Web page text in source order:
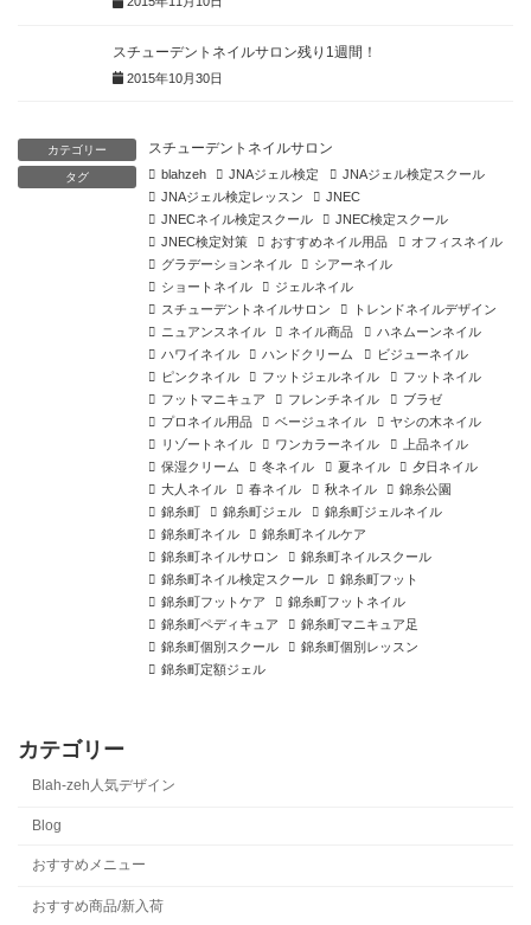
スチューデントネイルサロン残り1週間！
2015年10月30日
カテゴリー スチューデントネイルサロン
タグ blahzeh JNAジェル検定
JNAジェル検定スクール
JNAジェル検定レッスン
JNEC
JNECネイル検定スクール
JNEC検定スクール
JNEC検定対策
おすすめネイル用品
オフィスネイル
グラデーションネイル
シアーネイル
ショートネイル
ジェルネイル
スチューデントネイルサロン
トレンドネイルデザイン
ニュアンスネイル
ネイル商品
ハネムーンネイル
ハワイネイル
ハンドクリーム
ビジューネイル
ピンクネイル
フットジェルネイル
フットネイル
フットマニキュア
フレンチネイル
ブラゼ
プロネイル用品
ベージュネイル
ヤシの木ネイル
リゾートネイル
ワンカラーネイル
上品ネイル
保湿クリーム
冬ネイル 夏ネイル
夕日ネイル
大人ネイル
春ネイル 秋ネイル
錦糸公園
錦糸町
錦糸町ジェル
錦糸町ジェルネイル
錦糸町ネイル
錦糸町ネイルケア
錦糸町ネイルサロン
錦糸町ネイルスクール
錦糸町ネイル検定スクール
錦糸町フット
錦糸町フットケア
錦糸町フットネイル
錦糸町ペディキュア
錦糸町マニキュア足
錦糸町個別スクール
錦糸町個別レッスン
錦糸町定額ジェル
カテゴリー
Blah-zeh人気デザイン
Blog
おすすめメニュー
おすすめ商品/新入荷